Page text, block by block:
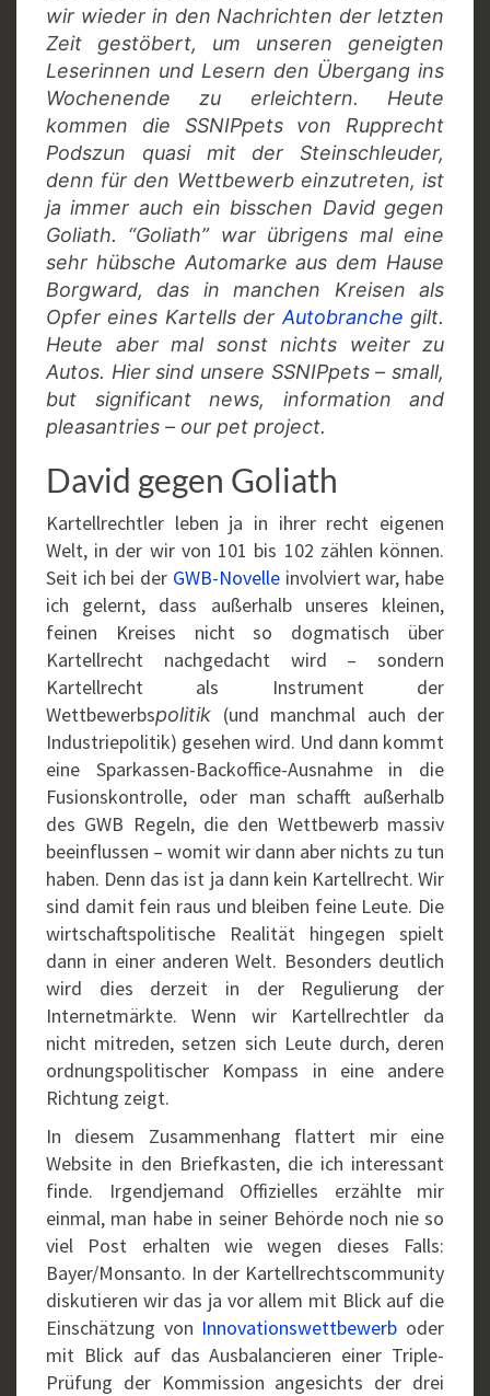
wir wieder in den Nachrichten der letzten
Zeit gestöbert, um unseren geneigten
Leserinnen und Lesern den Übergang ins
Wochenende zu erleichtern. Heute
kommen die SSNIPpets von Rupprecht
Podszun quasi mit der Steinschleuder,
denn für den Wettbewerb einzutreten, ist
ja immer auch ein bisschen David gegen
Goliath. “Goliath” war übrigens mal eine
sehr hübsche Automarke aus dem Hause
Borgward, das in manchen Kreisen als
Opfer eines Kartells der Autobranche gilt.
Heute aber mal sonst nichts weiter zu
Autos. Hier sind unsere SSNIPpets – small,
but significant news, information and
pleasantries – our pet project.
David gegen Goliath
Kartellrechtler leben ja in ihrer recht eigenen
Welt, in der wir von 101 bis 102 zählen können.
Seit ich bei der GWB-Novelleinvolviert war, habe
ich gelernt, dass außerhalb unseres kleinen,
feinen Kreises nicht so dogmatisch über
Kartellrecht nachgedacht wird – sondern
Kartellrecht als Instrument der
Wettbewerbspolitik (und manchmal auch der
Industriepolitik) gesehen wird. Und dann kommt
eine Sparkassen-Backoffice-Ausnahme in die
Fusionskontrolle, oder man schafft außerhalb
des GWB Regeln, die den Wettbewerb massiv
beeinflussen – womit wir dann aber nichts zu tun
haben. Denn das ist ja dann kein Kartellrecht. Wir
sind damit fein raus und bleiben feine Leute. Die
wirtschaftspolitische Realität hingegen spielt
dann in einer anderen Welt. Besonders deutlich
wird dies derzeit in der Regulierung der
Internetmärkte. Wenn wir Kartellrechtler da
nicht mitreden, setzen sich Leute durch, deren
ordnungspolitischer Kompass in eine andere
Richtung zeigt.
In diesem Zusammenhang flattert mir eine
Website in den Briefkasten, die ich interessant
finde. Irgendjemand Offizielles erzählte mir
einmal, man habe in seiner Behörde noch nie so
viel Post erhalten wie wegen dieses Falls:
Bayer/Monsanto. In der Kartellrechtscommunity
diskutieren wir das ja vor allem mit Blick auf die
Einschätzung von Innovationswettbewerb oder
mit Blick auf das Ausbalancieren einer Triple-
Prüfung der Kommission angesichts der drei